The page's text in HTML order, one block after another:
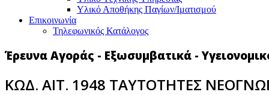
Υλικό Αποθήκης Παγίων/Ιματισμού
Επικοινωνία
Τηλεφωνικός Κατάλογος
Έρευνα Αγοράς - Εξωσυμβατικά -
ΚΩΔ. ΑΙΤ. 1948 ΤΑΥΤΟΤΗΤΕΣ